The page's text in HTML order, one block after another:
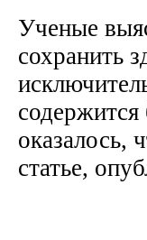
Ученые
сохранить
оказалось,
статье,